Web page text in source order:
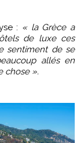
: « la Grèce a
de luxe ces
sentiment de se
allés en
chose ».